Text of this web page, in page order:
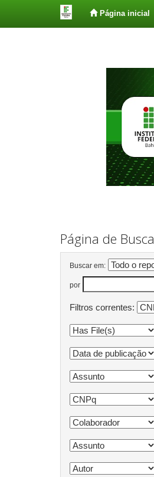
Página inicial
Página de Busca
Buscar em:
por
Filtros correntes: